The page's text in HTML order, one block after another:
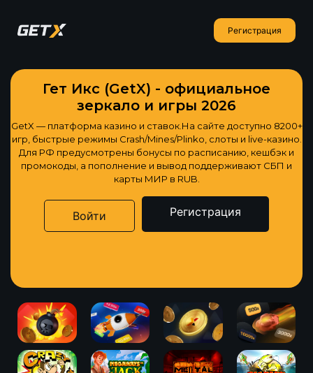
Регистрация
Гет Икс (GetX) - официальное
зеркало и игры 2026
GetX — платформа казино и ставок.На сайте доступно 8200+
игр, быстрые режимы Crash/Mines/Plinko, слоты и live-казино.
Для РФ предусмотрены бонусы по расписанию, кешбэк и
промокоды, а пополнение и вывод поддерживают СБП и
карты МИР в RUB.
Войти Регистрация